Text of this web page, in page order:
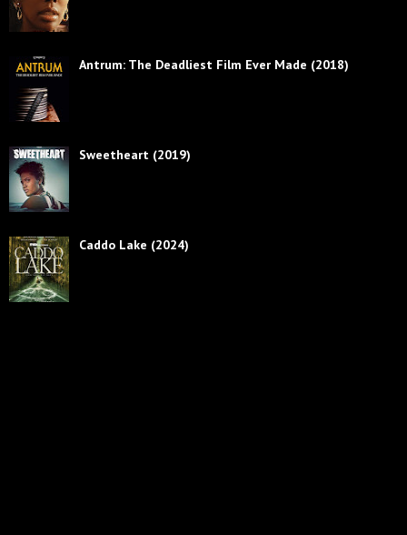
Antrum: The Deadliest Film Ever Made (2018)
Sweetheart (2019)
Caddo Lake (2024)